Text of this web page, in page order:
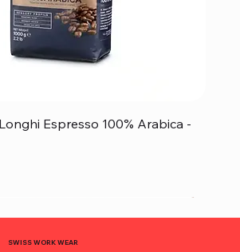
Espresso 100% Arabica -
SWISS WORK WEAR